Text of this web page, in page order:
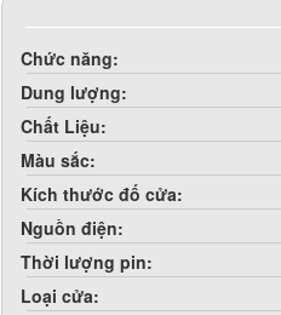
Chức năng:
Dung lượng:
Chất Liệu:
Màu sắc:
Kích thước đố cửa:
Nguồn điện:
Thời lượng pin:
Loại cửa: